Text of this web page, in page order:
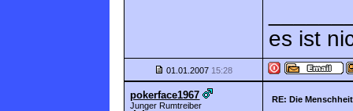
es ist
01.01.2007 15:28
pokerface1967
Junger Rumtreiber
RE: Die